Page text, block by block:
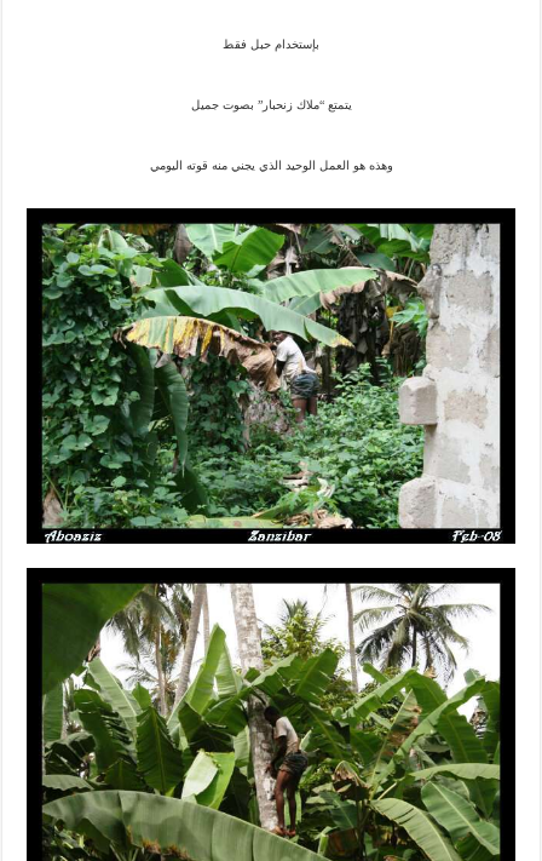
بإستخدام حبل فقط
يتمتع “ملاك زنحبار” بصوت جميل
وهذه هو العمل الوحيد الذي يجني منه قوته اليومي